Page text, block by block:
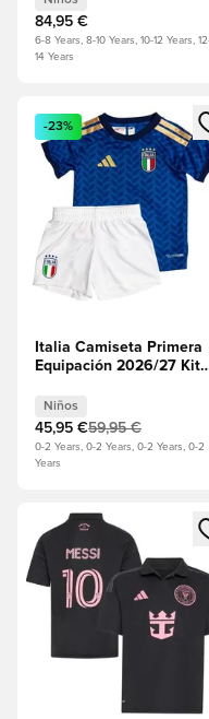
84,95 €
6-8 Years, 8-10 Years, 10-12 Years,
14 Years
Abre un modal para
-23%
Italia Camiseta Primera
Equipación 2026/27 Kit
Niños
45,95 €59,95 €
0-2 Years, 0-2 Years, 0-2 Years, 0-2
Years
Abre un modal para